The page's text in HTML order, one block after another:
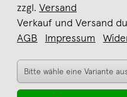
zzgl. Versand
Verkauf und Versand
AGB
Impressum